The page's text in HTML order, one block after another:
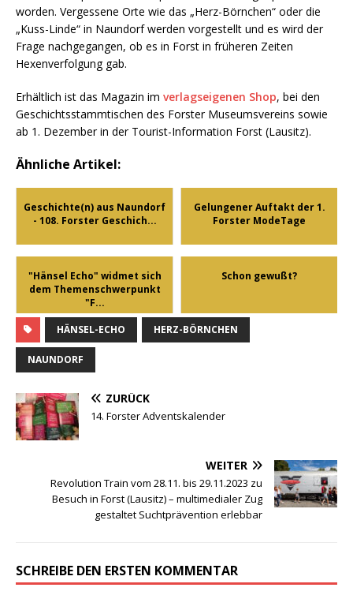
worden. Vergessene Orte wie das „Herz-Börnchen“ oder die
„Kuss-Linde“ in Naundorf werden vorgestellt und es wird der
Frage nachgegangen, ob es in Forst in früheren Zeiten
Hexenverfolgung gab.
Erhältlich ist das Magazin im verlagseigenen Shop, bei den
Geschichtsstammtischen des Forster Museumsvereins sowie
ab 1. Dezember in der Tourist-Information Forst (Lausitz).
Ähnliche Artikel:
Geschichte(n) aus Naundorf
- 108. Forster Geschich...
Gelungener Auftakt der 1.
Forster ModeTage
"Hänsel Echo" widmet sich
dem Themenschwerpunkt
"F...
Schon gewußt?
HÄNSEL-ECHO HERZ-BÖRNCHEN
NAUNDORF
ZURÜCK
14. Forster Adventskalender
WEITER
Revolution Train vom 28.11. bis 29.11.2023 zu
Besuch in Forst (Lausitz) – multimedialer Zug
gestaltet Suchtprävention erlebbar
SCHREIBE DEN ERSTEN KOMMENTAR